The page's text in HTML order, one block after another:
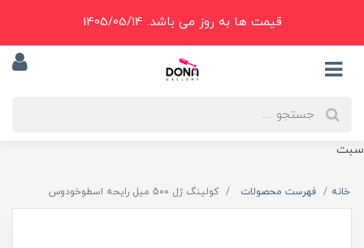
سبت
قیمت ها به روز می باشد. 1405/05/14
خانه فهرست محصولات کولينگ ژل 500 ميل رايحه اسطوخودوس